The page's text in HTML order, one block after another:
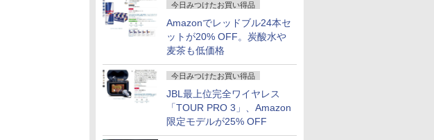
今日みつけたお買い得品
Amazonでレッドブル24本セ
ットが20% OFF。炭酸水や
麦茶も低価格
今日みつけたお買い得品
JBL最上位完全ワイヤレス
「TOUR PRO 3」、Amazon
限定モデルが25% OFF